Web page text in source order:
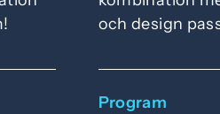
och design
Program